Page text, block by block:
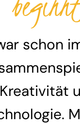
schon
Kreativität